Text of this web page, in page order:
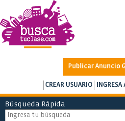
Publicar Anuncio
CREAR USUARIO
Búsqueda Rápida